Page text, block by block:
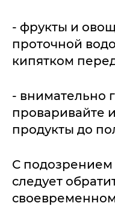
- фрукты и
проточной
кипятком
- внимательно
проваривайте
продукты до
С подозрением
следует